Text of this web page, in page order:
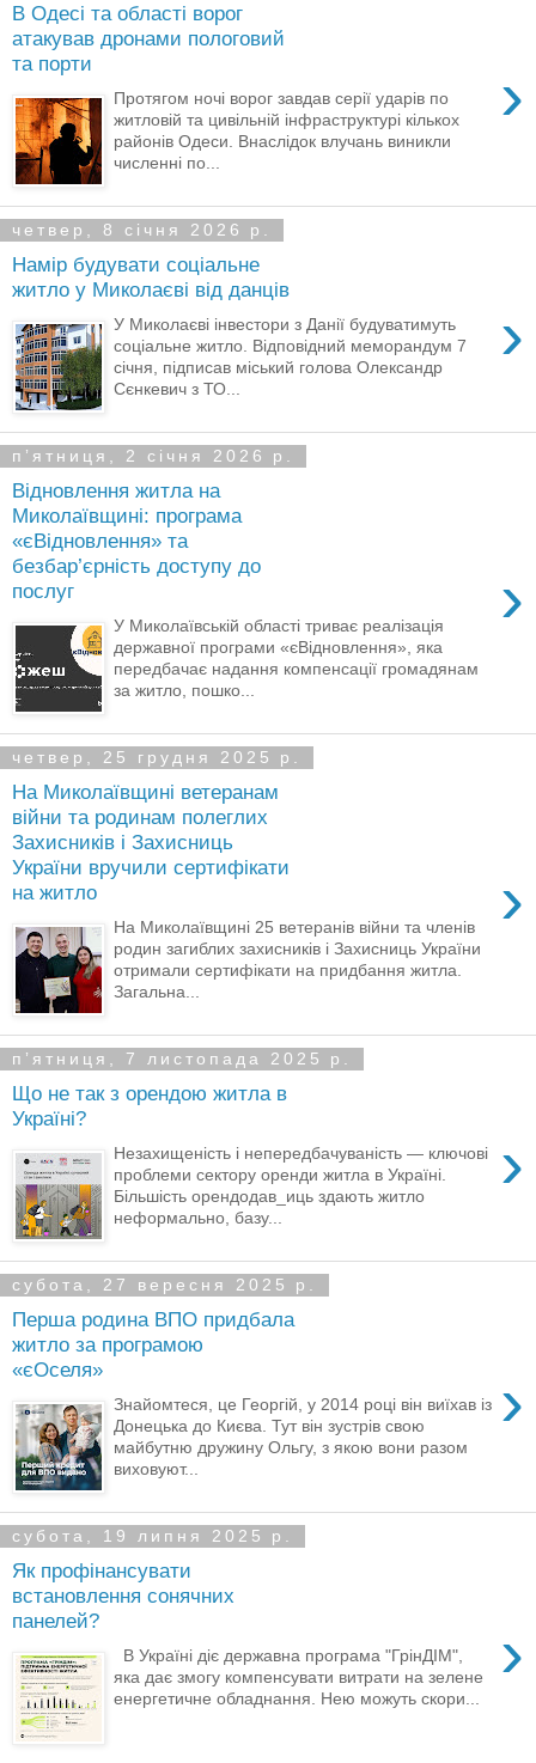
В Одесі та області ворог
атакував дронами пологовий
та порти
›
Протягом ночі ворог завдав серії ударів по
житловій та цивільній інфраструктурі кількох
районів Одеси. Внаслідок влучань виникли
численні по...
четвер, 8 січня 2026 р.
Намір будувати соціальне
житло у Миколаєві від данців
›
У Миколаєві інвестори з Данії будуватимуть
соціальне житло. Відповідний меморандум 7
січня, підписав міський голова Олександр
Сєнкевич з ТО...
пʼятниця, 2 січня 2026 р.
Відновлення житла на
Миколаївщині: програма
«єВідновлення» та
безбар’єрність доступу до
послуг
›
У Миколаївській області триває реалізація
державної програми «єВідновлення», яка
передбачає надання компенсації громадянам
за житло, пошко...
четвер, 25 грудня 2025 р.
На Миколаївщині ветеранам
війни та родинам полеглих
Захисників і Захисниць
України вручили сертифікати
на житло
›
На Миколаївщині 25 ветеранів війни та членів
родин загиблих захисників і Захисниць України
отримали сертифікати на придбання житла.
Загальна...
пʼятниця, 7 листопада 2025 р.
Що не так з орендою житла в
Україні?
›
Незахищеність і непередбачуваність — ключові
проблеми сектору оренди житла в Україні.
Більшість орендодав_иць здають житло
неформально, базу...
субота, 27 вересня 2025 р.
Перша родина ВПО придбала
житло за програмою
«єОселя»
›
Знайомтеся, це Георгій, у 2014 році він виїхав із
Донецька до Києва. Тут він зустрів свою
майбутню дружину Ольгу, з якою вони разом
виховуют...
субота, 19 липня 2025 р.
Як профінансувати
встановлення сонячних
панелей?
›
В Україні діє державна програма "ГрінДІМ",
яка дає змогу компенсувати витрати на зелене
енергетичне обладнання. Нею можуть скори...